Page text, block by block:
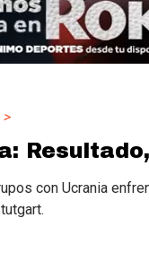
>
con Ucrania